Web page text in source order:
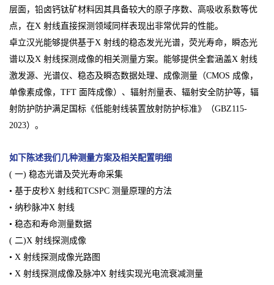
层面，铅卤钙钛矿材料因其具备较大的原子序数、高吸收系数等优
点，在X 射线直接探测领域同样表现出非常优异的性能。
卓立汉光能够提供基于X 射线的稳态发光光谱，荧光寿命，瞬态光
谱以及X 射线探测成像的相关测量方案。能够提供全套涵盖X 射线
激发源、光谱仪、稳态及瞬态数据处理、成像测量（CMOS 成像，
单像素成像，TFT 面阵成像）、辐射剂量表、辐射安全防护等，辐
射防护防护满足国标《低能射线装置放射防护标准》（GBZ115-
2023）。
如下陈述我们几种测量方案及相关配置明细
( 一) 稳态光谱及荧光寿命采集
• 基于皮秒X 射线和TCSPC 测量原理的方法
• 纳秒脉冲X 射线
• 稳态和寿命测量数据
( 二)X 射线探测成像
• X 射线探测成像光路图
• X 射线探测成像及脉冲X 射线实现光电流衰减测量